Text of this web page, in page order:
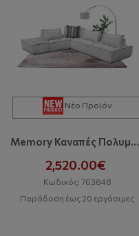
Νέο Προϊόν
Memory Καναπές Πολυμορφικός
2,520.00€
Κωδικός: 763848
Παράδοση έως 20 εργάσιμες